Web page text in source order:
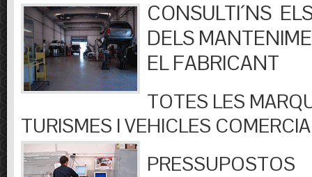
CONSULTI´NS
DELS
EL FABRICANT
TOTES LES
TURISMES I VEHICLES
PRESSUPOSTOS